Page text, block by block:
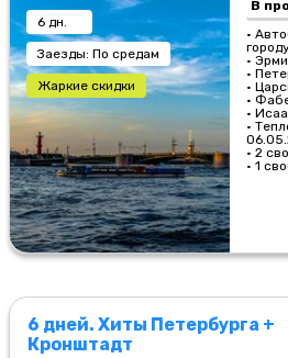
6 дн.
Заезды: По средам
Жаркие скидки
В
•
•
•
•
•
•
•
• 2
• 1
6 дней. Хиты Петербурга +
Кронштадт